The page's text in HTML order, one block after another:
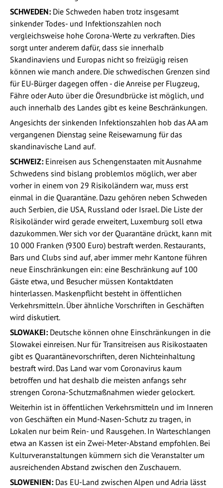
SCHWEDEN: Die Schweden haben trotz insgesamt
sinkender Todes- und Infektionszahlen noch
vergleichsweise hohe Corona-Werte zu verkraften. Dies
sorgt unter anderem dafür, dass sie innerhalb
Skandinaviens und Europas nicht so freizügig reisen
können wie manch andere. Die schwedischen Grenzen sind
für EU-Bürger dagegen offen - die Anreise per Flugzeug,
Fähre oder Auto über die Öresundbrücke ist möglich, und
auch innerhalb des Landes gibt es keine Beschränkungen.
Angesichts der sinkenden Infektionszahlen hob das AA am
vergangenen Dienstag seine Reisewarnung für das
skandinavische Land auf.
SCHWEIZ: Einreisen aus Schengenstaaten mit Ausnahme
Schwedens sind bislang problemlos möglich, wer aber
vorher in einem von 29 Risikoländern war, muss erst
einmal in die Quarantäne. Dazu gehören neben Schweden
auch Serbien, die USA, Russland oder Israel. Die Liste der
Risikoländer wird gerade erweitert, Luxemburg soll etwa
dazukommen. Wer sich vor der Quarantäne drückt, kann mit
10 000 Franken (9300 Euro) bestraft werden. Restaurants,
Bars und Clubs sind auf, aber immer mehr Kantone führen
neue Einschränkungen ein: eine Beschränkung auf 100
Gäste etwa, und Besucher müssen Kontaktdaten
hinterlassen. Maskenpflicht besteht in öffentlichen
Verkehrsmitteln. Über ähnliche Vorschriften in Geschäften
wird diskutiert.
SLOWAKEI: Deutsche können ohne Einschränkungen in die
Slowakei einreisen. Nur für Transitreisen aus Risikostaaten
gibt es Quarantänevorschriften, deren Nichteinhaltung
bestraft wird. Das Land war vom Coronavirus kaum
betroffen und hat deshalb die meisten anfangs sehr
strengen Corona-Schutzmaßnahmen wieder gelockert.
Weiterhin ist in öffentlichen Verkehrsmitteln und im Inneren
von Geschäften ein Mund-Nasen-Schutz zu tragen, in
Lokalen nur beim Rein- und Rausgehen. In Warteschlangen
etwa an Kassen ist ein Zwei-Meter-Abstand empfohlen. Bei
Kulturveranstaltungen kümmern sich die Veranstalter um
ausreichenden Abstand zwischen den Zuschauern.
SLOWENIEN: Das EU-Land zwischen Alpen und Adria lässt